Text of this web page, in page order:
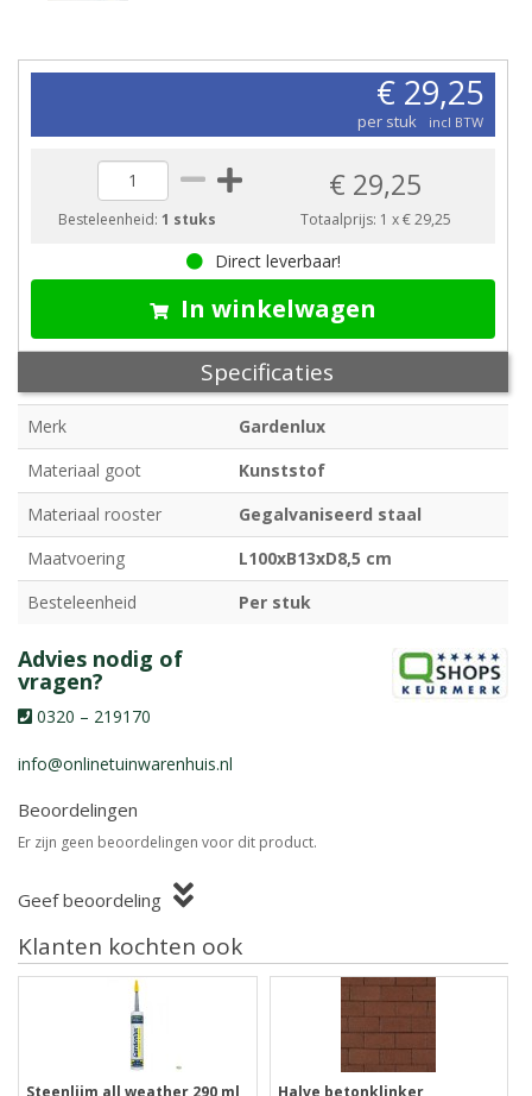
€ 29,25
per stuk incl BTW
Besteleenheid:1 stuks
€ 29,25
Totaalprijs: 1 x€ 29,25
Direct leverbaar!
In winkelwagen
Specificaties
Merk
Gardenlux
Materiaal goot
Kunststof
Materiaal rooster
Gegalvaniseerd staal
Maatvoering
L100xB13xD8,5 cm
Besteleenheid
Per stuk
Advies nodig of
vragen?
0320 – 219170
info@onlinetuinwarenhuis.nl
Beoordelingen
Er zijn geen beoordelingen voor dit product.
Geef beoordeling
Klanten kochten ook
Steenlijm all weather 290 ml Halve betonklinker